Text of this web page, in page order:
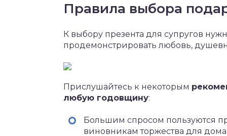
Правила выбора
К выбору презента для супругов
продемонстрировать любовь,
Прислушайтесь к некоторым
любую годовщину:
Большим спросом пользуются
виновникам торжества для